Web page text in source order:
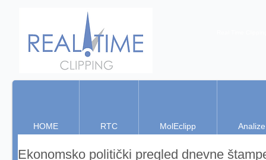
HOME RTC MolEclipp Analize
Ekonomsko politički pregled dnevne